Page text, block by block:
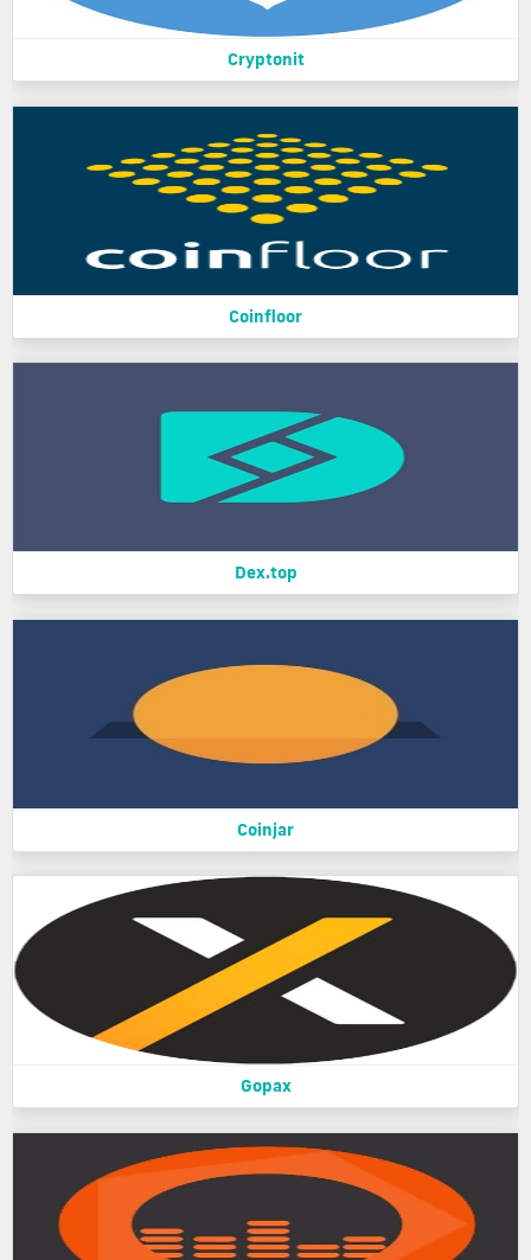
Cryptonit
Coinfloor
Dex.top
Coinjar
Gopax